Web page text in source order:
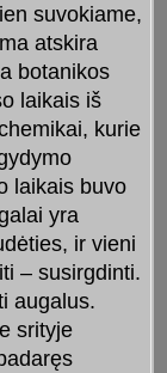
suvokiame,
atskira
botanikos
laikais iš
kurie
laikais buvo
yra
ir vieni
– susirgdinti.
augalus.
srityje